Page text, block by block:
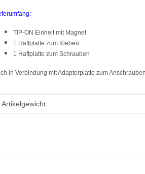
TIP-ON Einheit mit Magnet
1 Haftplatte zum Kleben
1 Haftplatte zum Schrauben
in Verbindung mit Adapterplatte zum
Produkteigenschaft
Wert
Artikelgewicht: